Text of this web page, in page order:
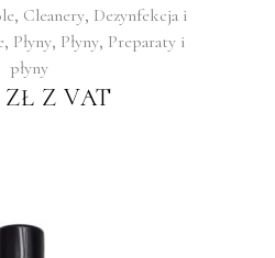
, Cleanery, Dezynfekcja i
, Płyny, Płyny, Preparaty i
płyny
ZŁ Z VAT